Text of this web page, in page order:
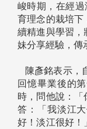
峻時期，在經
育理念的栽培下
續精進與學習，
妹分享經驗，傳
陳彥銘表示，
回憶畢業後的
時，問他說：「
答：「我淡江
好！淡江很好！